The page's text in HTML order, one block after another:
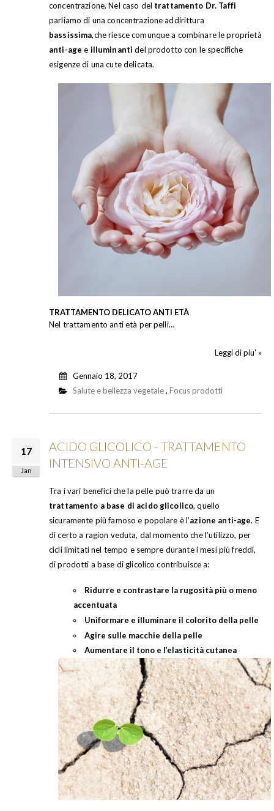
concentrazione. Nel caso del trattamento Dr. Taffi
parliamo di una concentrazione addirittura
bassissima,che riesce comunque a combinare le proprietà
anti-age e illuminanti del prodotto con le specifiche
esigenze di una cute delicata.
TRATTAMENTO DELICATO ANTI ETÀ
Nel trattamento anti età per pelli…
Leggi di piu' »
Gennaio 18, 2017
Salute e bellezza vegetale, Focus prodotti
17
Jan
ACIDO GLICOLICO - TRATTAMENTO
INTENSIVO ANTI-AGE
Tra i vari benefici che la pelle può trarre da un
trattamento a base di acido glicolico, quello
sicuramente più famoso e popolare è l’azione anti-age. E
di certo a ragion veduta, dal momento che l’utilizzo, per
cicli limitati nel tempo e sempre durante i mesi più freddi,
di prodotti a base di glicolico contribuisce a:
Ridurre e contrastare la rugosità più o meno
accentuata
Uniformare e illuminare il colorito della pelle
Agire sulle macchie della pelle
Aumentare il tono e l’elasticità cutanea